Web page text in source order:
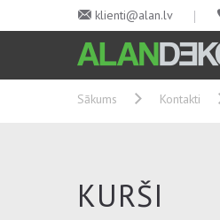
klienti@alan.lv
Sākums Kontakti
KURŠI